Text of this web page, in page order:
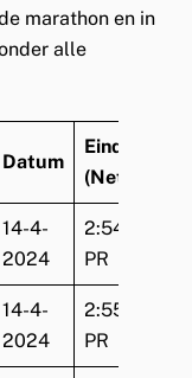
marathon en in
alle
Datum
Eindtijd
(Netto)
14-4-
2024
2:54:17
PR
14-4-
2024
2:55:49
PR